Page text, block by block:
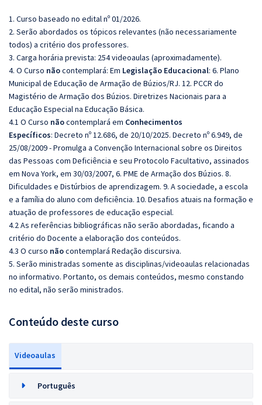
1. Curso baseado no edital nº 01/2026.
2. Serão abordados os tópicos relevantes (não necessariamente
todos) a critério dos professores.
3. Carga horária prevista: 254 videoaulas (aproximadamente).
4. O Curso nãocontemplará: Em Legislação Educacional: 6. Plano
Municipal de Educação de Armação de Búzios/RJ. 12. PCCR do
Magistério de Armação dos Búzios. Diretrizes Nacionais para a
Educação Especial na Educação Básica.
4.1 O Curso nãocontemplará em Conhecimentos
Específicos: Decreto nº 12.686, de 20/10/2025. Decreto nº 6.949, de
25/08/2009 - Promulga a Convenção Internacional sobre os Direitos
das Pessoas com Deficiência e seu Protocolo Facultativo, assinados
em Nova York, em 30/03/2007, 6. PME de Armação dos Búzios. 8.
Dificuldades e Distúrbios de aprendizagem. 9. A sociedade, a escola
e a família do aluno com deficiência. 10. Desafios atuais na formação e
atuação de professores de educação especial.
4.2 As referências bibliográficas não serão abordadas, ficando a
critério do Docente a elaboração dos conteúdos.
4.3 O curso nãocontemplará Redação discursiva.
5. Serão ministradas somente as disciplinas/videoaulas relacionadas
no informativo. Portanto, os demais conteúdos, mesmo constando
no edital, não serão ministrados.
Conteúdo deste curso
Videoaulas
Português